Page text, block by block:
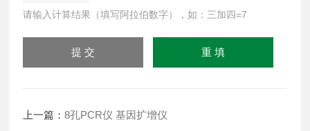
请输入计算结果（填写阿拉伯数字），如：三加四=7
上一篇：8孔PCR仪 基因扩增仪